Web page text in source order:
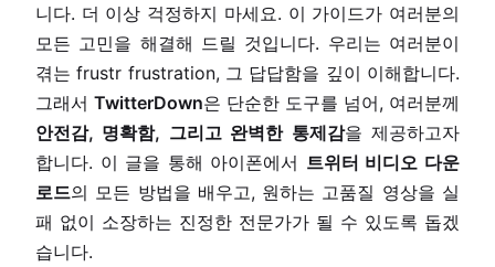
니다. 더 이상 걱정하지 마세요. 이 가이드가 여러분의
모든 고민을 해결해 드릴 것입니다. 우리는 여러분이
겪는 frustr frustration, 그 답답함을 깊이 이해합니다.
그래서 TwitterDown은 단순한 도구를 넘어, 여러분께
안전감, 명확함, 그리고 완벽한 통제감을 제공하고자
합니다. 이 글을 통해 아이폰에서 트위터 비디오 다운
로드의 모든 방법을 배우고, 원하는 고품질 영상을 실
패 없이 소장하는 진정한 전문가가 될 수 있도록 돕겠
습니다.